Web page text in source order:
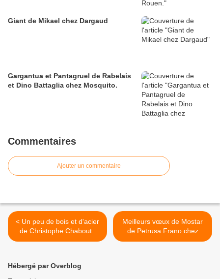
Giant de Mikael chez Dargaud
Gargantua et Pantagruel de Rabelais
et Dino Battaglia chez Mosquito.
Commentaires
Ajouter un commentaire
< Un peu de bois et d'acier
de Christophe Chabouté
chez Vents d'Ouest
Meilleurs vœux de Mostar
de Petrusa Frano chez
Dargaud. >
Hébergé par Overblog